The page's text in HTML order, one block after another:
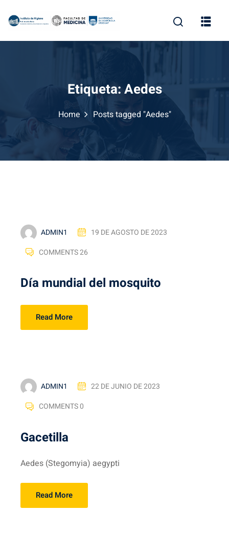
Etiqueta:Aedes
Home Posts tagged "Aedes"
ADMIN1
19 DE AGOSTO DE 2023
COMMENTS 26
Día mundial del mosquito
Read More
ADMIN1
22 DE JUNIO DE 2023
COMMENTS 0
Gacetilla
Aedes (Stegomyia) aegypti
Read More